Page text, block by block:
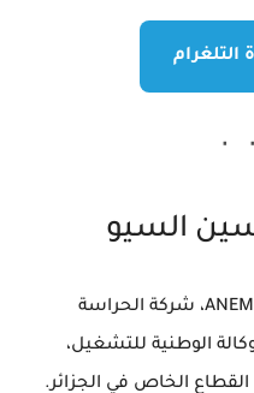
التلغرام
السيو
توظيف تبسة 2026، عروض عمل ANEM، شركة الحراسة
الوطنية للتشغيل،
الخاص في الجزائر.